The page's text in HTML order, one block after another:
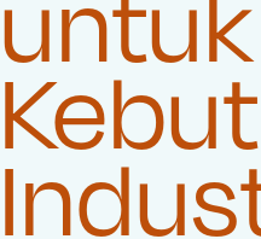
untuk